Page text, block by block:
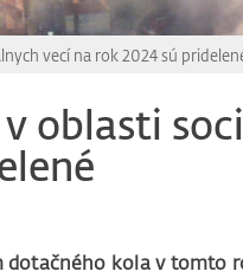
vecí na rok 2024 sú
oblasti
kola v tomto